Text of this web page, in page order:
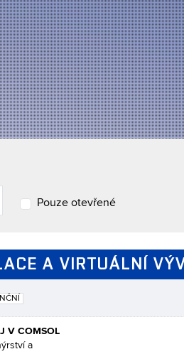
Pouze otevřené
A VIRTUÁLNÍ
V COMSOL
a